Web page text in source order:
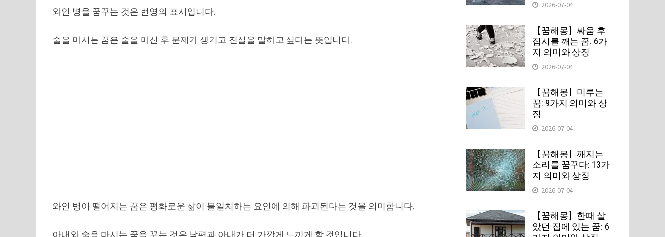
와인 병을 꿈꾸는 것은 번영의 표시입니다.
술을 마시는 꿈은 술을 마신 후 문제가 생기고 진실을 말하고 싶다는 뜻입니다.
와인 병이 떨어지는 꿈은 평화로운 삶이 불일치하는 요인에 의해 파괴된다는 것을 의미합니다.
아내와 술을 마시는 꿈을 꾸는 것은 남편과 아내가 더 가깝게 느끼게 할 것입니다.
2026-07-04
【꿈해몽】싸움 후
접시를 깨는 꿈: 6가
지 의미와 상징
2026-07-04
【꿈해몽】미루는
꿈: 9가지 의미와 상
징
2026-07-04
【꿈해몽】깨지는
소리를 꿈꾸다: 13가
지 의미와 상징
2026-07-04
【꿈해몽】한때 살
았던 집에 있는 꿈: 6